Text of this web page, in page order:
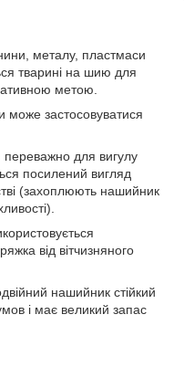
металу, пластмаси
тварині на шию для
метою.
може застосовуватися
переважно для вигулу
посилений вигляд
(захоплюють нашийник
від вітчизняного
нашийник стійкий
і має великий запас